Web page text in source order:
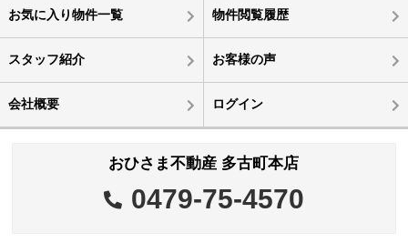
お気に入り物件一覧 物件閲覧履歴
スタッフ紹介 お客様の声
会社概要 ログイン
おひさま不動産 多古町本店
0479-75-4570